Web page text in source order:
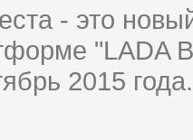
- это
"LADA
2015